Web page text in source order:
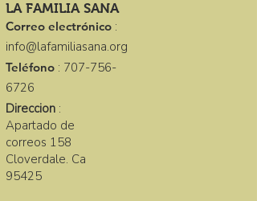
LA FAMILIA SANA
Correo electrónico :
info@lafamiliasana.org
Teléfono : 707-756-
6726
Direccion :
Apartado de
correos 158
Cloverdale. Ca
95425